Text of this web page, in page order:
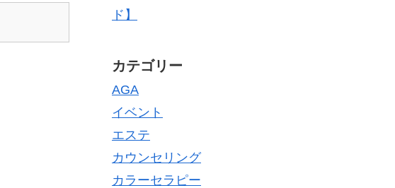
ド】
カテゴリー
AGA
イベント
エステ
カウンセリング
カラーセラピー